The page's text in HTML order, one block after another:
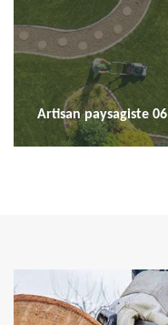
Artisan paysagiste 06